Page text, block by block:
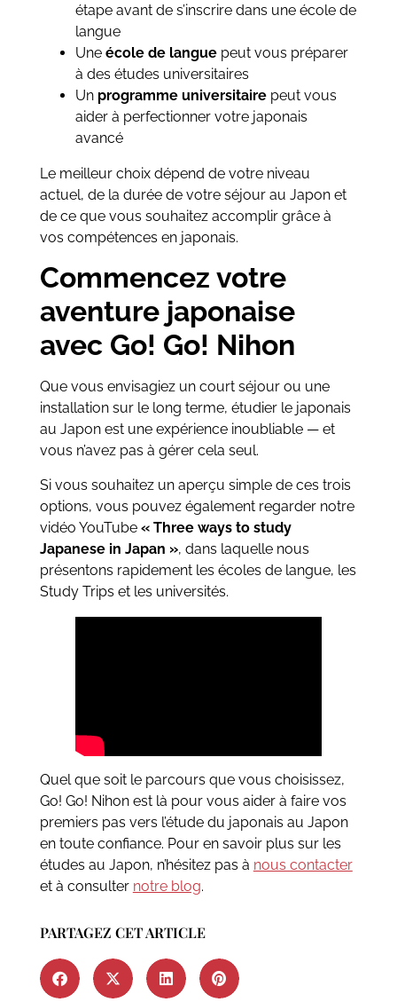
étape avant de s’inscrire dans une école de
langue
Une école de languepeut vous préparer
à des études universitaires
Un programme universitairepeut vous
aider à perfectionner votre japonais
avancé
Le meilleur choix dépend de votre niveau
actuel, de la durée de votre séjour au Japon et
de ce que vous souhaitez accomplir grâce à
vos compétences en japonais.
Commencez votre
aventure japonaise
avec Go! Go! Nihon
Que vous envisagiez un court séjour ou une
installation sur le long terme, étudier le japonais
au Japon est une expérience inoubliable — et
vous n’avez pas à gérer cela seul.
Si vous souhaitez un aperçu simple de ces trois
options, vous pouvez également regarder notre
vidéo YouTube « Three ways to study
Japanese in Japan », dans laquelle nous
présentons rapidement les écoles de langue, les
Study Trips et les universités.
Quel que soit le parcours que vous choisissez,
Go! Go! Nihon est là pour vous aider à faire vos
premiers pas vers l’étude du japonais au Japon
en toute confiance. Pour en savoir plus sur les
études au Japon, n’hésitez pas à nous contacter
et à consulter notre blog.
PARTAGEZ CET ARTICLE